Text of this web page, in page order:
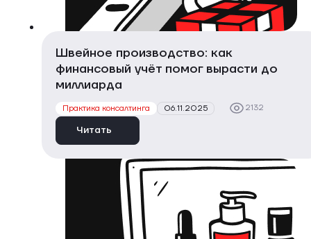
Швейное производство: как
финансовый учёт помог вырасти до
миллиарда
Практика консалтинга 06.11.2025 2132
Читать